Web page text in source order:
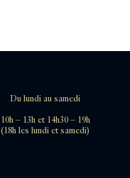
Du lundi au samedi
10h – 13h et 14h30 – 19h
(18h les lundi et samedi)